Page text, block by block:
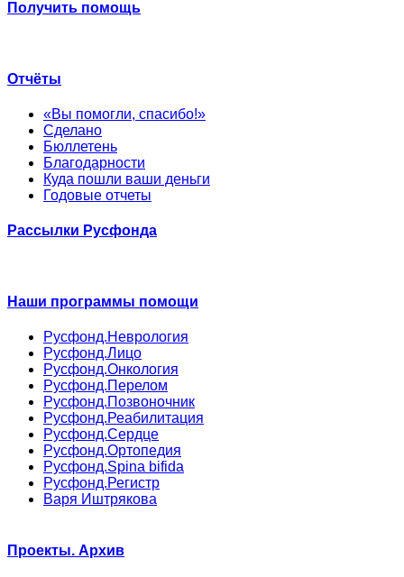
Получить помощь
Отчёты
«Вы помогли, спасибо!»
Сделано
Бюллетень
Благодарности
Куда пошли ваши деньги
Годовые отчеты
Рассылки Русфонда
Наши программы помощи
Русфонд.Неврология
Русфонд.Лицо
Русфонд.Онкология
Русфонд.Перелом
Русфонд.Позвоночник
Русфонд.Реабилитация
Русфонд.Сердце
Русфонд.Ортопедия
Русфонд.Spina bifida
Русфонд.Регистр
Варя Иштрякова
Проекты. Архив